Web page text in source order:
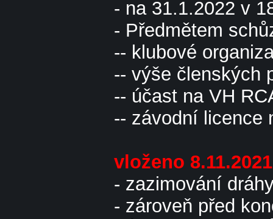
- na 31.1.2022 v
- Předmětem
-- klubové
-- výše členských
-- účast na VH
-- závodní licence
vloženo
- zazimování
- zároveň před